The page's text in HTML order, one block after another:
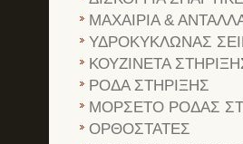
ΜΑΧΑΙΡΙΑ &
ΥΔΡΟΚΥΚΛΩΝΑΣ
ΚΟΥΖΙΝΕΤΑ
ΡΟΔΑ ΣΤΗΡΙΞΗΣ
ΜΟΡΣΕΤΟ ΡΟΔΑΣ
ΟΡΘΟΣΤΑΤΕΣ